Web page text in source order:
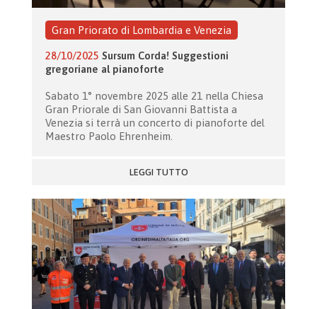
Gran Priorato di Lombardia e Venezia
28/10/2025 Sursum Corda! Suggestioni
gregoriane al pianoforte
Sabato 1° novembre 2025 alle 21 nella Chiesa
Gran Priorale di San Giovanni Battista a
Venezia si terrà un concerto di pianoforte del
Maestro Paolo Ehrenheim.
LEGGI TUTTO